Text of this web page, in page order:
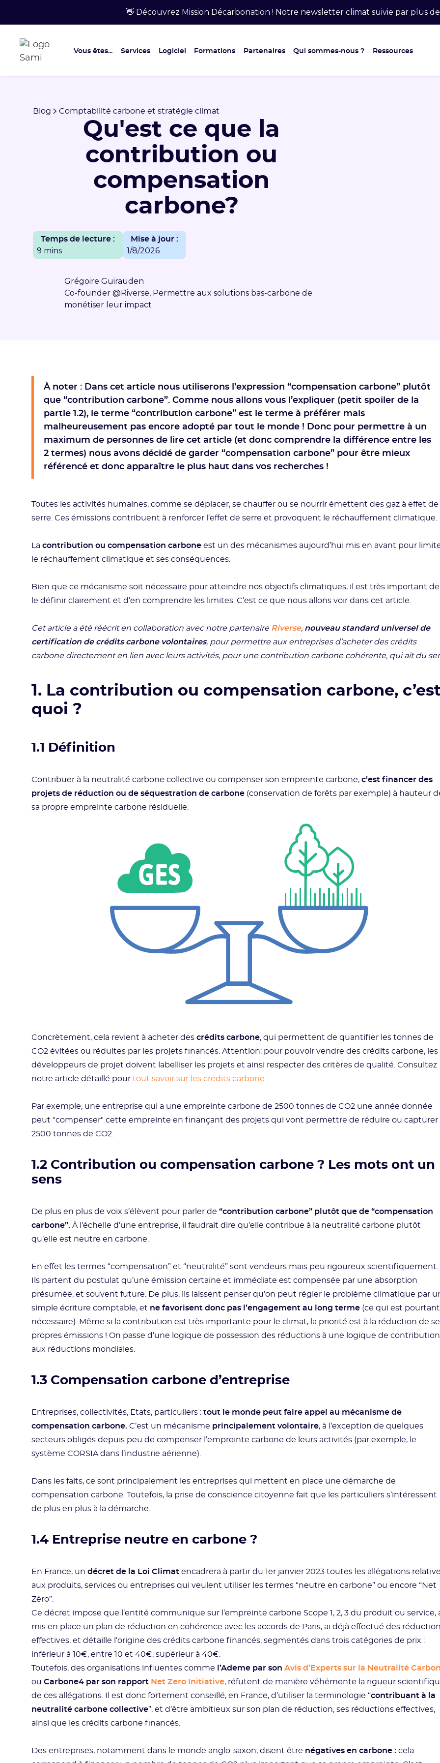
👋 Découvrez Mission Décarbonation ! Notre newsletter climat suivie par plus
Vous êtes... Services Logiciel Formations Partenaires Qui sommes-nous ? Ressources
Blog Comptabilité carbone et stratégie climat
Qu'est ce que la
contribution ou
compensation
carbone?
Temps de lecture :
9 mins
Mise à jour :
1/8/2026
Grégoire Guirauden
Co-founder @Riverse, Permettre aux solutions bas-carbone de
monétiser leur impact
À noter : Dans cet article nous utiliserons l’expression “compensation carbone” plutôt
que “contribution carbone”. Comme nous allons vous l’expliquer (petit spoiler de la
partie 1.2), le terme “contribution carbone” est le terme à préférer mais
malheureusement pas encore adopté par tout le monde ! Donc pour permettre à un
maximum de personnes de lire cet article (et donc comprendre la différence entre les
2 termes) nous avons décidé de garder “compensation carbone” pour être mieux
référencé et donc apparaître le plus haut dans vos recherches !
Toutes les activités humaines, comme se déplacer, se chauffer ou se nourrir émettent des gaz à effet de
serre. Ces émissions contribuent à renforcer l’effet de serre et provoquent le réchauffement climatique.
La contribution ou compensation carbone est un des mécanismes aujourd’hui mis en avant pour
le réchauffement climatique et ses conséquences.
Bien que ce mécanisme soit nécessaire pour atteindre nos objectifs climatiques, il est très important de
le définir clairement et d’en comprendre les limites. C’est ce que nous allons voir dans cet article.
Cet article a été réécrit en collaboration avec notre partenaire Riverse, nouveau standard universel de
certification de crédits carbone volontaires, pour permettre aux entreprises d’acheter des crédits
carbone directement en lien avec leurs activités, pour une contribution carbone cohérente, qui ait du
1. La contribution ou compensation carbone,
quoi ?
1.1 Définition
Contribuer à la neutralité carbone collective ou compenser son empreinte carbone, c’est financer des
projets de réduction ou de séquestration de carbone (conservation de forêts par exemple) à hauteur
sa propre empreinte carbone résiduelle.
Concrètement, cela revient à acheter des crédits carbone, qui permettent de quantifier les tonnes de
CO2 évitées ou réduites par les projets financés. Attention: pour pouvoir vendre des crédits carbone, les
développeurs de projet doivent labelliser les projets et ainsi respecter des critères de qualité. Consultez
notre article détaillé pour tout savoir sur les crédits carbone
Par exemple, une entreprise qui a une empreinte carbone de 2500 tonnes de CO2 une année donnée
peut "compenser" cette empreinte en finançant des projets qui vont permettre de réduire ou capturer
2500 tonnes de CO2.
1.2 Contribution ou compensation carbone ? Les mots ont un
sens
De plus en plus de voix s’élèvent pour parler de “contribution carbone” plutôt que de “compensation
carbone”. À l’échelle d’une entreprise, il faudrait dire qu’elle contribue à la neutralité carbone plutôt
qu’elle est neutre en carbone.
En effet les termes “compensation” et “neutralité” sont vendeurs mais peu rigoureux scientifiquement.
Ils partent du postulat qu’une émission certaine et immédiate est compensée par une absorption
présumée, et souvent future. De plus, ils laissent penser qu’on peut régler le problème climatique par
simple écriture comptable, et ne favorisent donc pas l’engagement au long terme (ce qui est pourtant
nécessaire). Même si la contribution est très importante pour le climat, la priorité est à la réduction de
propres émissions ! On passe d’une logique de possession des réductions à une logique de contribution
aux réductions mondiales.
1.3 Compensation carbone d’entreprise
Entreprises, collectivités, Etats, particuliers : tout le monde peut faire appel au mécanisme de
compensation carbone. C’est un mécanisme principalement volontaire, à l’exception de quelques
secteurs obligés depuis peu de compenser l’empreinte carbone de leurs activités (par exemple, le
système CORSIA dans l’industrie aérienne).
Dans les faits, ce sont principalement les entreprises qui mettent en place une démarche de
compensation carbone. Toutefois, la prise de conscience citoyenne fait que les particuliers s’intéressent
de plus en plus à la démarche.
1.4 Entreprise neutre en carbone ?
En France, un décret de la Loi Climat encadrera à partir du 1er janvier 2023 toutes les allégations
aux produits, services ou entreprises qui veulent utiliser les termes “neutre en carbone” ou encore “Net
Zéro”.
Ce décret impose que l’entité communique sur l’empreinte carbone Scope 1, 2, 3 du produit ou service,
mis en place un plan de réduction en cohérence avec les accords de Paris, ai déjà effectué des
effectives, et détaille l’origine des crédits carbone financés, segmentés dans trois catégories de prix :
inférieur à 10€, entre 10 et 40€, supérieur à 40€.
Toutefois, des organisations influentes comme
l’Ademe par son Avis d’Experts sur la Neutralité
ou Carbone4 par son rapport Net Zero Initiative, réfutent de manière véhémente la rigueur
de ces allégations. Il est donc fortement conseillé, en France, d’utiliser la terminologie “contribuant à la
neutralité carbone collective”, et d’être ambitieux sur son plan de réduction, ses réductions effectives,
ainsi que les crédits carbone financés.
Des entreprises, notamment dans le monde anglo-saxon, disent être négatives en carbone : cela